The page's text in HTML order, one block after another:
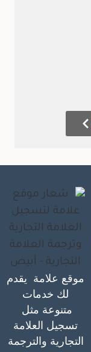
موقع علامة يقدم
لك خدمات
متنوعة مثل
تسجيل العلامة
التجارية والترجمة